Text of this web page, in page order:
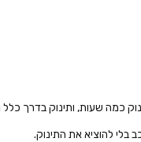
כמה שעות, ותינוק בדרך
להוציא את התינוק.